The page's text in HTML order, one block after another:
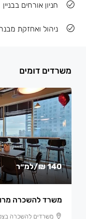
חניון אורחים בבניין
ניהול ואחזקת
משרדים דומים
140 ₪ /למ״ר
משרד להשכרה
משרדים להשכרה